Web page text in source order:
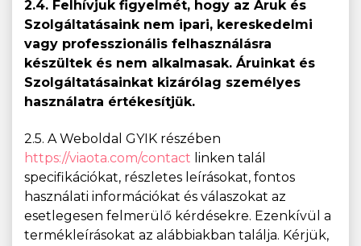
2.4. Felhívjuk figyelmét, hogy az Áruk és
Szolgáltatásaink nem ipari, kereskedelmi
vagy professzionális felhasználásra
készültek és nem alkalmasak. Áruinkat és
Szolgáltatásainkat kizárólag személyes
használatra értékesítjük.
2.5. A Weboldal GYIK részében
https://viaota.com/contact linken talál
specifikációkat, részletes leírásokat, fontos
használati információkat és válaszokat az
esetlegesen felmerülő kérdésekre. Ezenkívül a
termékleírásokat az alábbiakban találja. Kérjük,